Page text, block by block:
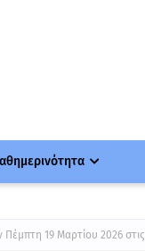
19 Μαρτίου 2026 στις